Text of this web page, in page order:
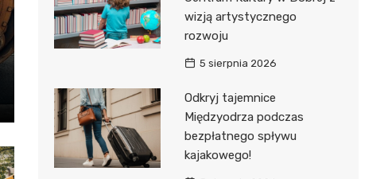
wizją artystycznego
rozwoju
5 sierpnia 2026
Odkryj tajemnice
Międzyodrza podczas
bezpłatnego spływu
kajakowego!